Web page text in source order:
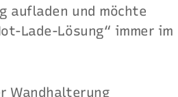
aufladen und möchte
Lade-Lösung“ immer im
Wandhalterung